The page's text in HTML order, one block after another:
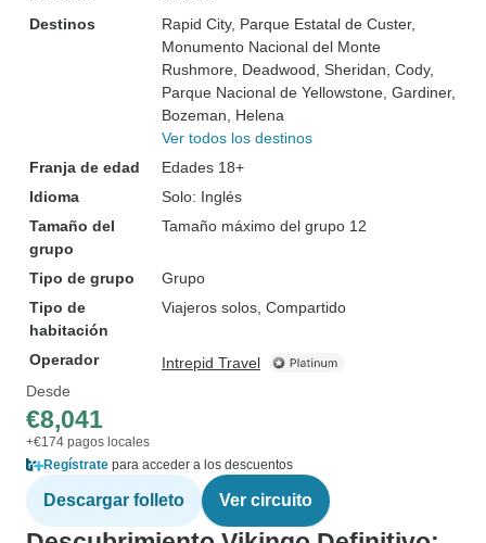
Destinos
Rapid City, Parque Estatal de Custer,
Monumento Nacional del Monte
Rushmore , Deadwood , Sheridan , Cody,
Parque Nacional de Yellowstone , Gardiner,
Bozeman , Helena
Ver todos los destinos
Franja de edad
Edades 18+
Idioma
Solo: Inglés
Tamaño del
grupo
Tamaño máximo del grupo 12
Tipo de grupo
Grupo
Tipo de
habitación
Viajeros solos, Compartido
Operador
Intrepid Travel
Desde
€8,041
+€174 pagos locales
Regístrate para acceder a los descuentos
Descargar folleto Ver circuito